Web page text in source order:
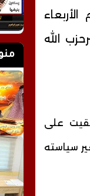
الله
على
سياسته